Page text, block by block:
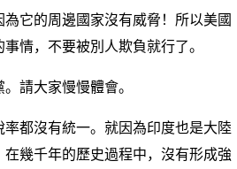
它的周邊國家沒有威脅！所以美國
情，不要被別人欺負就行了。
請大家慢慢體會。
都沒有統一。就因為印度也是大陸
幾千年的歷史過程中，沒有形成強